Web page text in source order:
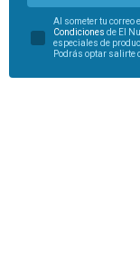
Al someter tu correo
Condiciones de El
especiales de
Podrás optar salirte